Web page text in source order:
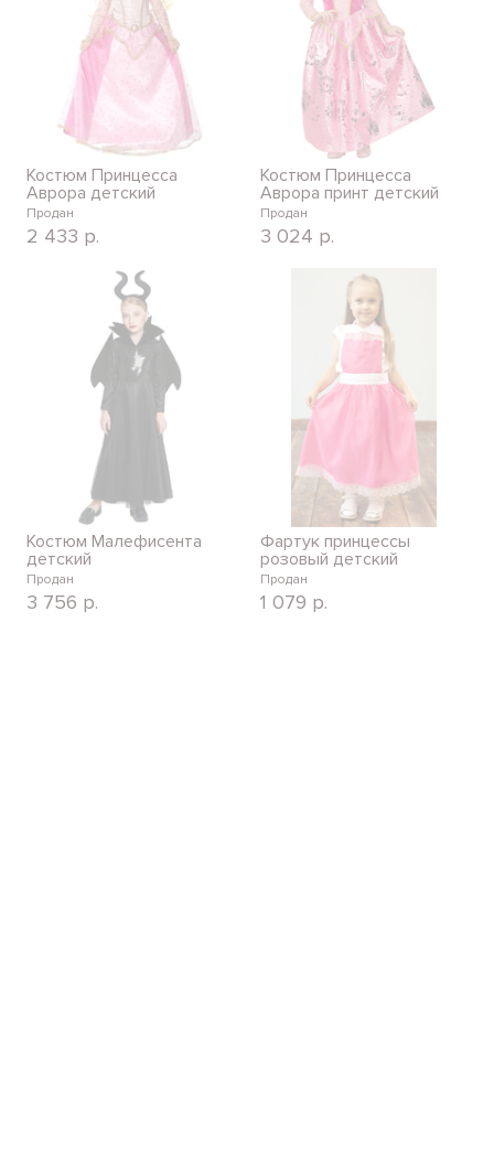
Костюм Принцесса
Аврора детский
Продан
2 433 р.
Костюм Принцесса
Аврора принт детский
Продан
3 024 р.
Костюм Малефисента
детский
Продан
3 756 р.
Фартук принцессы
розовый детский
Продан
1 079 р.